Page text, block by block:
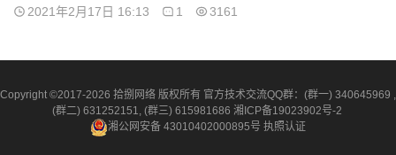
2021年2月17日 16:13 1 3161
Copyright ©2017-2026 拾捌网络 版权所有 官方技术交流QQ群：(群一) 340645969 ,
(群二) 631252151, (群三) 615981686 湘ICP备19023902号-2
湘公网安备 43010402000895号 执照认证